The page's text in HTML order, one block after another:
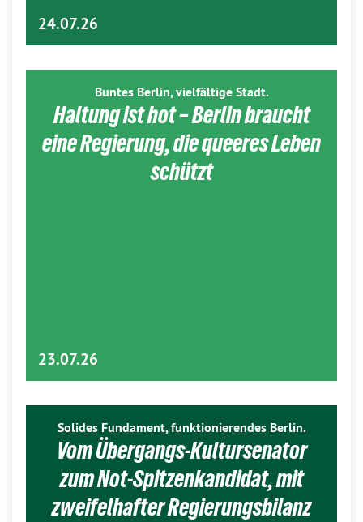
24.07.26
Buntes Berlin, vielfältige Stadt.
Haltung ist hot – Berlin braucht
eine Regierung, die queeres Leben
schützt
23.07.26
Solides Fundament, funktionierendes Berlin.
Vom Übergangs-Kultursenator
zum Not-Spitzenkandidat, mit
zweifelhafter Regierungsbilanz